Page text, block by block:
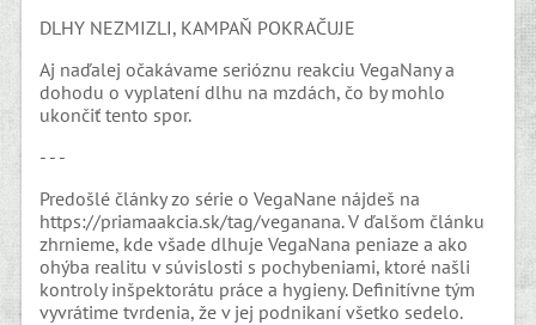
DLHY NEZMIZLI, KAMPAŇ POKRAČUJE
Aj naďalej očakávame serióznu reakciu VegaNany a
dohodu o vyplatení dlhu na mzdách, čo by mohlo
ukončiť tento spor.
- - -
Predošlé články zo série o VegaNane nájdeš na
https://priamaakcia.sk/tag/veganana. V ďalšom článku
zhrnieme, kde všade dlhuje VegaNana peniaze a ako
ohýba realitu v súvislosti s pochybeniami, ktoré našli
kontroly inšpektorátu práce a hygieny. Definitívne tým
vyvrátime tvrdenia, že v jej podnikaní všetko sedelo.